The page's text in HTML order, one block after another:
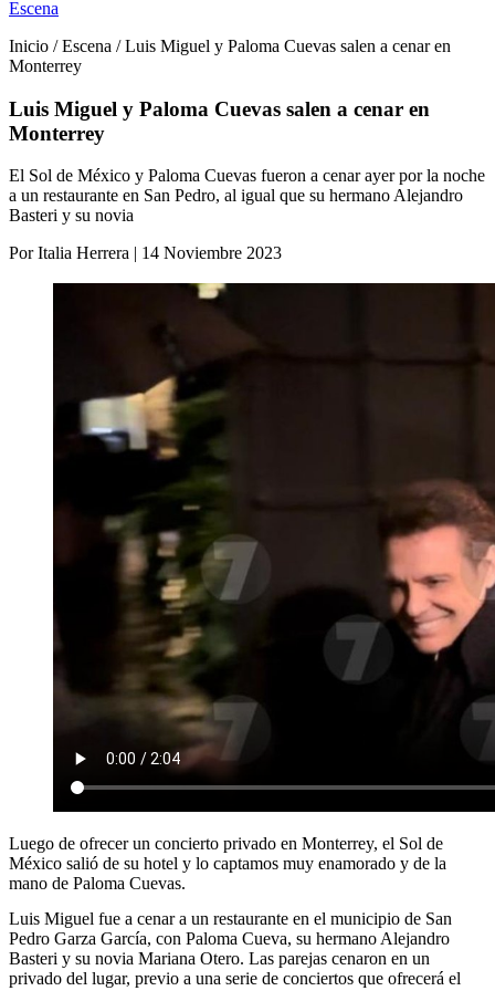
Escena
Inicio / Escena / Luis Miguel y Paloma Cuevas salen a cenar en
Monterrey
Luis Miguel y Paloma Cuevas salen a cenar en
Monterrey
El Sol de México y Paloma Cuevas fueron a cenar ayer por la noche
a un restaurante en San Pedro, al igual que su hermano Alejandro
Basteri y su novia
Por Italia Herrera | 14 Noviembre 2023
Luego de ofrecer un concierto privado en Monterrey, el Sol de
México salió de su hotel y lo captamos muy enamorado y de la
mano de Paloma Cuevas.
Luis Miguel fue a cenar a un restaurante en el municipio de San
Pedro Garza García, con Paloma Cueva, su hermano Alejandro
Basteri y su novia Mariana Otero. Las parejas cenaron en un
privado del lugar, previo a una serie de conciertos que ofrecerá el